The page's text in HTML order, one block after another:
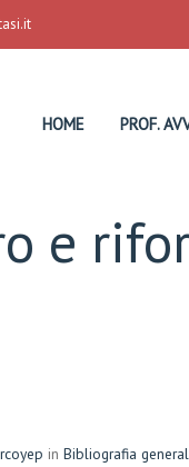
HOME PROF.
e
in Bibliografia